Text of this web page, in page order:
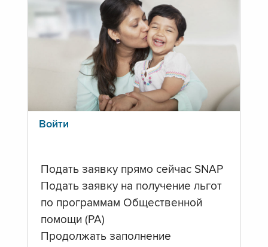
Войти
Подать заявку прямо сейчас SNAP
Подать заявку на получение льгот
по программам Общественной
помощи (PA)
Продолжать заполнение